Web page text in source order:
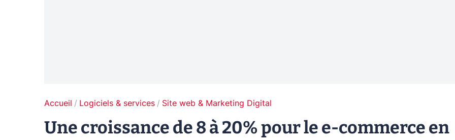
Accueil Logiciels & services Site web & Marketing Digital
Une croissance de 8 à 20% pour le e-commerce en